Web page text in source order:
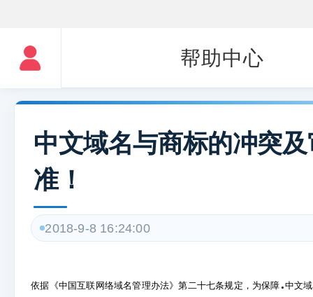
帮助中心
中文域名与商标的冲突
准！
2018-9-8 16:24:00
依据《中国互联网络域名管理办法》第二十七条规定，为保障 .中文